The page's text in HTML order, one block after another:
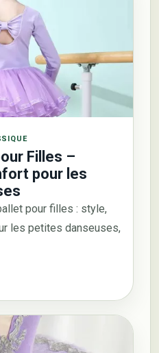
Filles –
pour les
pour filles : style,
les petites danseuses,